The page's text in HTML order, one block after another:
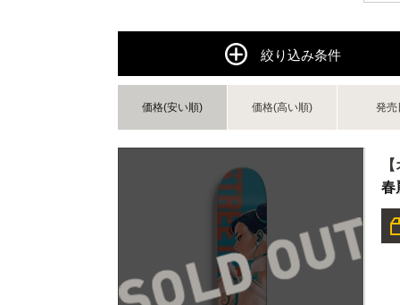
絞り込み条件
価格(安い順) 価格(高い順) 発売
春